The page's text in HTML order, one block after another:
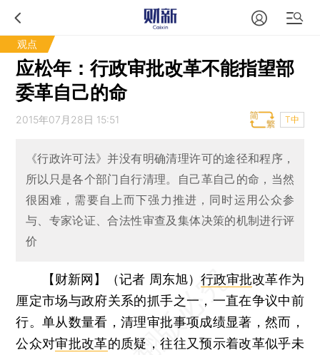
观点
应松年：行政审批改革不能指望部
委革自己的命
2015年07月28日 15:51 T中
《行政许可法》并没有明确清理许可的途径和程序，
所以只是各个部门自行清理。自己革自己的命，当然
很困难，需要自上而下强力推进，同时运用公众参
与、专家论证、合法性审查及集体决策的机制进行评
价
【财新网】（记者 周东旭） 行政审批改革作为
厘定市场与政府关系的抓手之一，一直在争议中前
行。单从数量看，清理审批事项成绩显著，然而，
公众对审批改革的质疑，往往又预示着改革似乎未